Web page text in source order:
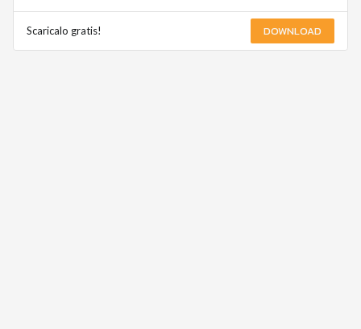
Scaricalo gratis! DOWNLOAD